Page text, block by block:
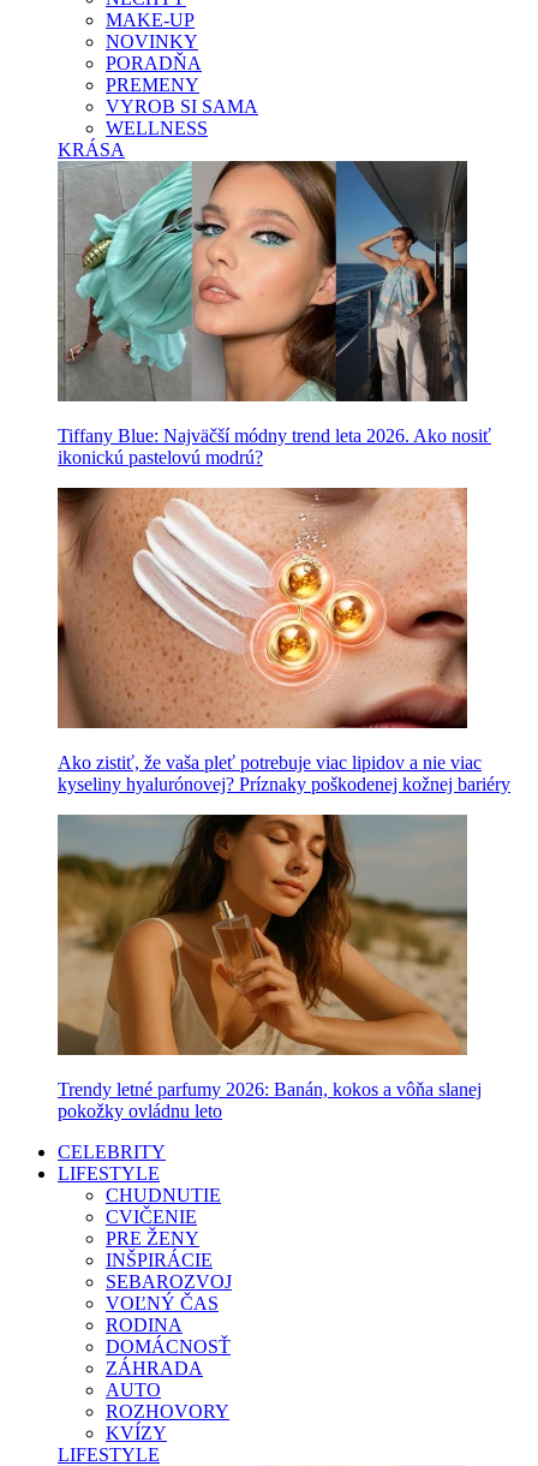
MAKE-UP
NOVINKY
PORADŇA
PREMENY
VYROB SI SAMA
WELLNESS
KRÁSA
Tiffany Blue: Najväčší módny trend leta 2026. Ako nosiť
ikonickú pastelovú modrú?
Ako zistiť, že vaša pleť potrebuje viac lipidov a nie viac
kyseliny hyalurónovej? Príznaky poškodenej kožnej bariéry
Trendy letné parfumy 2026: Banán, kokos a vôňa slanej
pokožky ovládnu leto
CELEBRITY
LIFESTYLE
CHUDNUTIE
CVIČENIE
PRE ŽENY
INŠPIRÁCIE
SEBAROZVOJ
VOĽNÝ ČAS
RODINA
DOMÁCNOSŤ
ZÁHRADA
AUTO
ROZHOVORY
KVÍZY
LIFESTYLE